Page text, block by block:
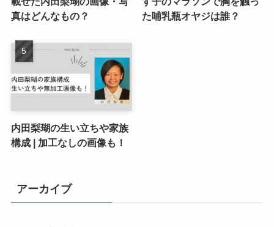
真はどんなもの？
た哺乳瓶オヤジは誰？
内田梨瑚の生い立ちや家族
構成 | 加工なしの画像も！
アーカイブ